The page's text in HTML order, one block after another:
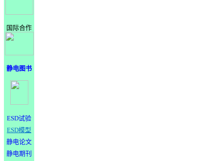
国际合作
静电图书
ESD试验
ESD模型
静电论文
静电期刊